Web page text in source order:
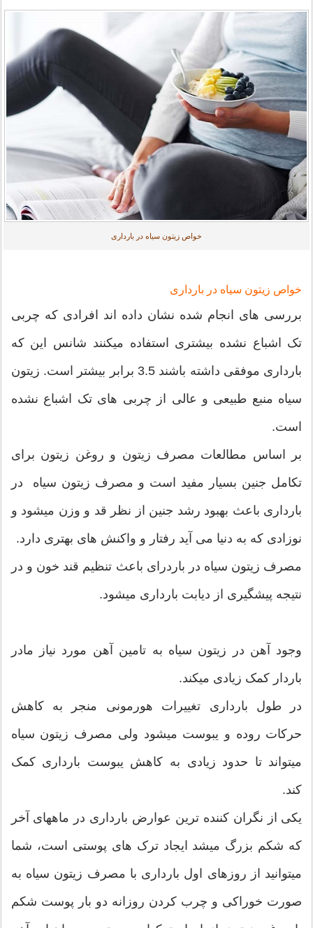
خواص زیتون سیاه در بارداری
خواص زیتون سیاه در بارداری
بررسی های انجام شده نشان داده اند افرادی که چربی
تک اشباع نشده بیشتری استفاده میکنند شانس این که
بارداری موفقی داشته باشند 3.5 برابر بیشتر است. زیتون
سیاه منبع طبیعی و عالی از چربی های تک اشباع نشده
است.
بر اساس مطالعات مصرف زیتون و روغن زیتون برای
تکامل جنین بسیار مفید است و مصرف زیتون سیاه در
بارداری باعث بهبود رشد جنین از نظر قد و وزن میشود و
نوزادی که به دنیا می آید رفتار و واکنش های بهتری دارد.
مصرف زیتون سیاه در باردرای باعث تنظیم قند خون و در
نتیجه پیشگیری از دیابت بارداری میشود.
وجود آهن در زیتون سیاه به تامین آهن مورد نیاز مادر
باردار کمک زیادی میکند.
در طول بارداری تغییرات هورمونی منجر به کاهش
حرکات روده و یبوست میشود ولی مصرف زیتون سیاه
میتواند تا حدود زیادی به کاهش یبوست بارداری کمک
کند.
یکی از نگران کننده ترین عوارض بارداری در ماههای آخر
که شکم بزرگ میشد ایجاد ترک های پوستی است، شما
میتوانید از روزهای اول بارداری با مصرف زیتون سیاه به
صورت خوراکی و چرب کردن روزانه دو بار پوست شکم